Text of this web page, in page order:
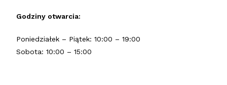
Godziny otwarcia:
Poniedziałek – Piątek: 10:00 – 19:00
Sobota: 10:00 – 15:00